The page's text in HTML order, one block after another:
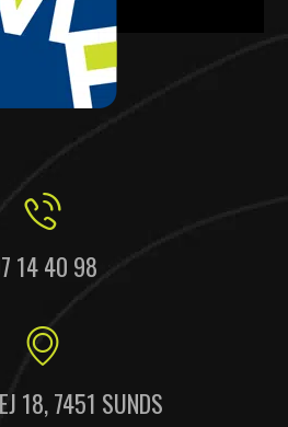
14 40 98
18, 7451 SUNDS